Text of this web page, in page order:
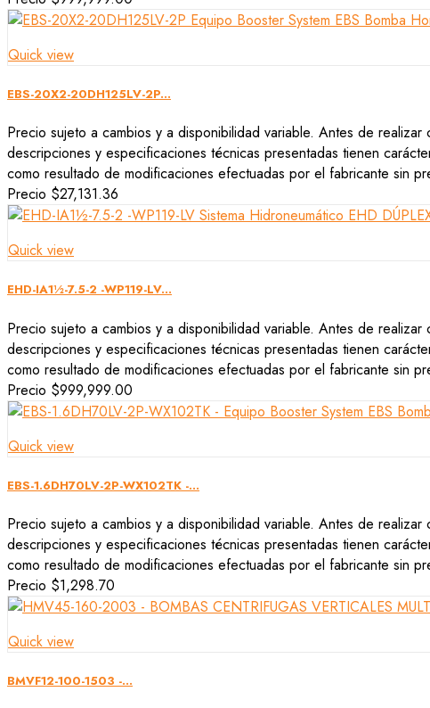
Quick view
EBS-20X2-20DH125LV-2P...
Precio sujeto a cambios y a disponibilidad variable. Antes de
descripciones y especificaciones técnicas presentadas tienen
como resultado de modificaciones efectuadas por el fabricante sin
Precio $27,131.36
Quick view
EHD-IA1½-7.5-2 -WP119-LV...
Precio sujeto a cambios y a disponibilidad variable. Antes de
descripciones y especificaciones técnicas presentadas tienen
como resultado de modificaciones efectuadas por el fabricante sin
Precio $999,999.00
Quick view
EBS-1.6DH70LV-2P-WX102TK -...
Precio sujeto a cambios y a disponibilidad variable. Antes de
descripciones y especificaciones técnicas presentadas tienen
como resultado de modificaciones efectuadas por el fabricante sin
Precio $1,298.70
Quick view
BMVF12-100-1503 -...